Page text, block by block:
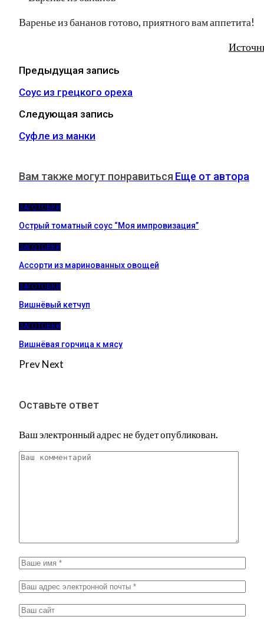
Варенье из бананов готово, приятного вам аппетита!
Предыдущая запись
Соус из грецкого ореха
Следующая запись
Суфле из манки
Вам также могут понравиться Еще от автора
ЗАГОТОВКИ
Острый томатный соус “Моя импровизация”
ЗАГОТОВКИ
Ассорти из маринованных овощей
ЗАГОТОВКИ
Вишнёвый кетчуп
ЗАГОТОВКИ
Вишнёвая горчица к мясу
PrevNext
Оставьте ответ
Ваш электронный адрес не будет опубликован.